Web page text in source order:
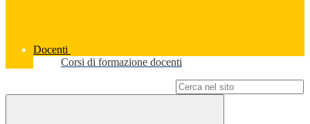
Docenti
Corsi di formazione docenti